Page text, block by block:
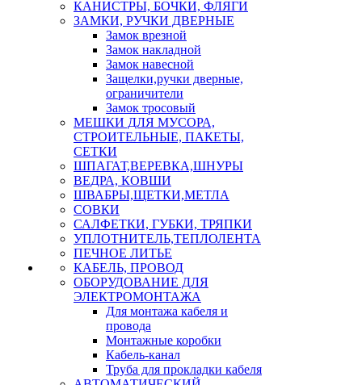
КАНИСТРЫ, БОЧКИ, ФЛЯГИ
ЗАМКИ, РУЧКИ ДВЕРНЫЕ
Замок врезной
Замок накладной
Замок навесной
Защелки,ручки дверные,
ограничители
Замок тросовый
МЕШКИ ДЛЯ МУСОРА,
СТРОИТЕЛЬНЫЕ, ПАКЕТЫ,
СЕТКИ
ШПАГАТ,ВЕРЕВКА,ШНУРЫ
ВЕДРА, КОВШИ
ШВАБРЫ,ЩЕТКИ,МЕТЛА
СОВКИ
САЛФЕТКИ, ГУБКИ, ТРЯПКИ
УПЛОТНИТЕЛЬ,ТЕПЛОЛЕНТА
ПЕЧНОЕ ЛИТЬЕ
КАБЕЛЬ, ПРОВОД
ОБОРУДОВАНИЕ ДЛЯ
ЭЛЕКТРОМОНТАЖА
Для монтажа кабеля и
провода
Монтажные коробки
Кабель-канал
Труба для прокладки кабеля